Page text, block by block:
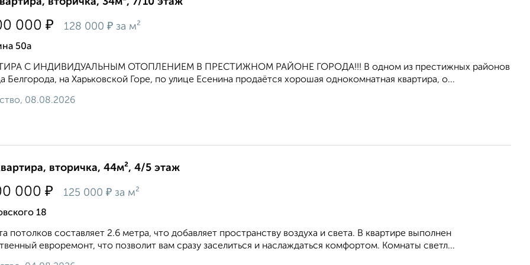
000 ₽ 128 000 ₽ за м²
50а
С ИНДИВИДУАЛЬНЫМ ОТОПЛЕНИЕМ В ПРЕСТИЖНОМ РАЙОНЕ ГОРОДА!!! В одном из престижных районов
Белгорода, на Харьковской Горе, по улице Есенина продаётся хорошая однокомнатная квартира, о...
08.08.2026
вторичка, 44м², 4/5 этаж
000 ₽ 125 000 ₽ за м²
18
потолков составляет 2.6 метра, что добавляет пространству воздуха и света. В квартире выполнен
евроремонт, что позволит вам сразу заселиться и наслаждаться комфортом. Комнаты светл...